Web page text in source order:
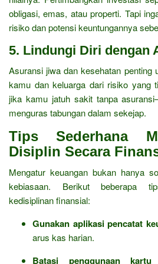
obligasi, emas, atau properti. Tapi
risiko dan potensi keuntungannya
5. Lindungi Diri dengan
Asuransi jiwa dan kesehatan penting
kamu dan keluarga dari risiko yang
jika kamu jatuh sakit tanpa
menguras tabungan dalam sekejap.
Tips Sederhana
Disiplin Secara
Mengatur keuangan bukan hanya
kebiasaan. Berikut beberapa
kedisiplinan finansial:
Gunakan aplikasi pencatat
arus kas harian.
Batasi penggunaan